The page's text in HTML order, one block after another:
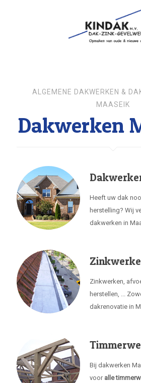
ALGEMENE DAKWERKEN &
MAASEIK
Dakwerken
Heeft uw dak
herstelling? Wij
dakwerken in
Zinkwerken,
herstellen, ...
dakrenovatie in
Bij dakwerken
voor alle